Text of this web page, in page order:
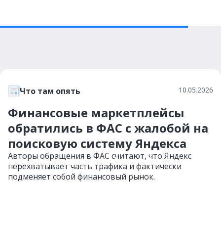
Что там опять 10.05.2026
Финансовые маркетплейсы
обратились в ФАС с жалобой на
поисковую систему Яндекса
Авторы обращения в ФАС считают, что Яндекс
перехватывает часть трафика и фактически
подменяет собой финансовый рынок.